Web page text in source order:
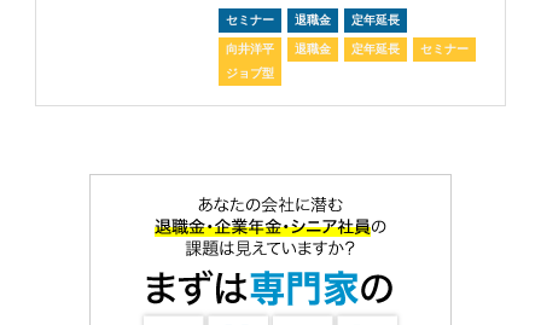
セミナー 退職金 定年延長
向井洋平 退職金 定年延長
セミナー
ジョブ型